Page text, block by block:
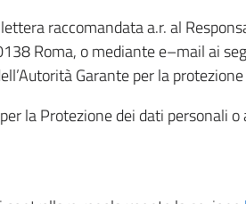
raccomandata a.r. al
Roma, o mediante e–mail ai
Garante per la
la Protezione dei dati personali